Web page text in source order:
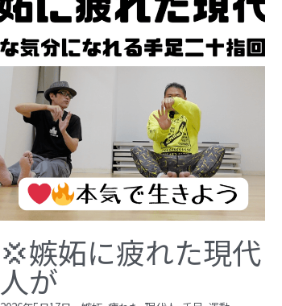
💢嫉妬に疲れた現代
人が